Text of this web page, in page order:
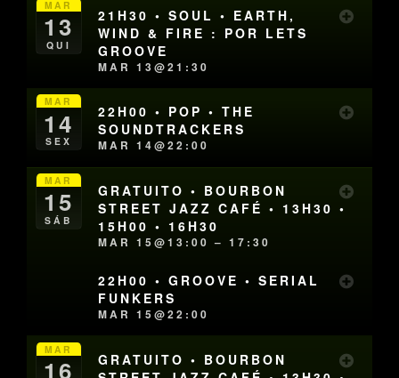
MAR
13
QUI
21H30 • SOUL • EARTH,
WIND & FIRE : POR LETS
GROOVE
MAR 13@21:30
MAR
14
SEX
22H00 • POP • THE
SOUNDTRACKERS
MAR 14@22:00
MAR
15
SÁB
GRATUITO • BOURBON
STREET JAZZ CAFÉ • 13H30 •
15H00 • 16H30
MAR 15@13:00 – 17:30
22H00 • GROOVE • SERIAL
FUNKERS
MAR 15@22:00
MAR
16
GRATUITO • BOURBON